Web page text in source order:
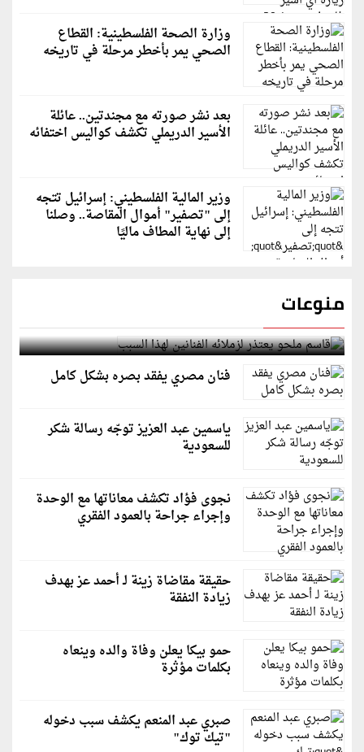
وزارة الصحة الفلسطينية: القطاع
الصحي يمر بأخطر مرحلة في تاريخه
بعد نشر صورته مع مجندتين.. عائلة
الأسير الدريملي تكشف كواليس اختفائه
وزير المالية الفلسطيني: إسرائيل تتجه
إلى "تصفير" أموال المقاصة.. وصلنا
إلى نهاية المطاف ماليًا
منوعات
قاسم ملحو يعتذر لزملائه الفنانين لهذا السبب
فنان مصري يفقد بصره بشكل كامل
ياسمين عبد العزيز توجّه رسالة شكر
للسعودية
نجوى فؤاد تكشف معاناتها مع الوحدة
وإجراء جراحة بالعمود الفقري
حقيقة مقاضاة زينة لـ أحمد عز بهدف
زيادة النفقة
حمو بيكا يعلن وفاة والده وينعاه
بكلمات مؤثرة
صبري عبد المنعم يكشف سبب دخوله
"تيك توك"